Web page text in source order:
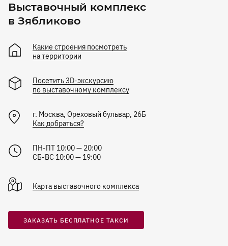
Выставочный комплекс
в Зябликово
Какие строения посмотреть
на территории
Посетить 3D-экскурсию
по выставочному комплексу
г. Москва, Ореховый бульвар, 26Б
Как добраться?
ПН-ПТ 10:00 — 20:00
СБ-ВС 10:00 — 19:00
Карта выставочного комплекса
ЗАКАЗАТЬ БЕСПЛАТНОЕ ТАКСИ